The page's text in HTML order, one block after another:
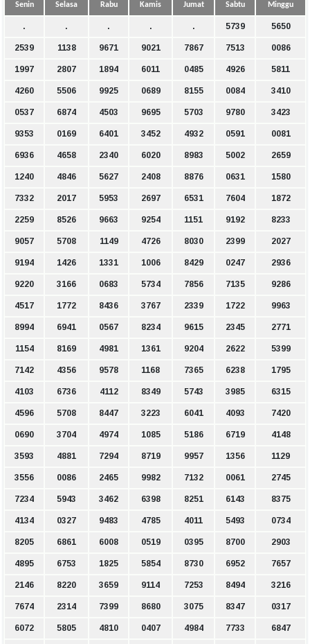
Senin Selasa Rabu Kamis Jumat Sabtu Minggu
. . . . . 5739 5650
2539 1138 9671 9021 7867 7513 0086
1997 2807 1894 6011 0485 4926 5811
4260 5506 9925 0689 8155 0084 3410
0537 6874 4503 9695 5703 9780 3423
9353 0169 6401 3452 4932 0591 0081
6936 4658 2340 6020 8983 5002 2659
1240 4846 5627 2408 8876 0631 1580
7332 2017 5953 2697 6531 7604 1872
2259 8526 9663 9254 1151 9192 8233
9057 5708 1149 4726 8030 2399 2027
9194 1426 1331 1006 8429 0247 2936
9220 3166 0683 5734 7856 7135 9286
4517 1772 8436 3767 2339 1722 9963
8994 6941 0567 8234 9615 2345 2771
1154 8169 4981 1361 9204 2622 5399
7142 4356 9578 1168 7365 6238 1795
4103 6736 4112 8349 5743 3985 6315
4596 5708 8447 3223 6041 4093 7420
0690 3704 4974 1085 5186 6719 4148
3593 4881 7294 8719 9957 1356 1129
3556 0086 2465 9982 7132 0061 2745
7234 5943 3462 6398 8251 6143 8375
4134 0327 9483 4785 4011 5493 0734
8205 6861 6008 0519 0395 8700 2903
4895 6753 1825 5854 8730 6952 7657
2146 8220 3659 9114 7253 8494 3216
7674 2314 7399 8680 3075 8347 0317
6072 5805 4810 0407 4984 7733 6847